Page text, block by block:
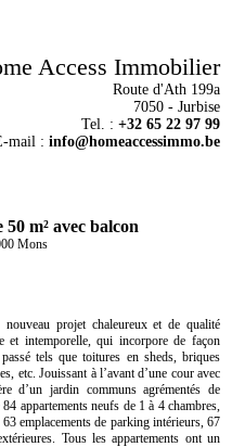
Access Immobilier
Route d'Ath 199a
7050 - Jurbise
Tel. : +32 65 22 97 99
mail : info@homeaccessimmo.be
m² avec balcon
Mons
projet chaleureux et de qualité
et intemporelle, qui incorpore de façon
tels que toitures en sheds, briques
etc. Jouissant à l’avant d’une cour avec
d’un jardin communs agrémentés de
appartements neufs de 1 à 4 chambres,
emplacements de parking intérieurs, 67
Tous les appartements ont un